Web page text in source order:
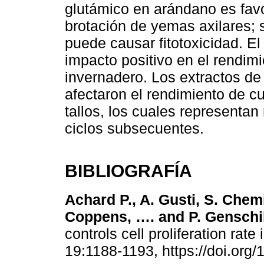
glutámico en arándano es
brotación de yemas axilares;
puede causar fitotoxicidad.
impacto positivo en el
invernadero. Los extractos
afectaron el rendimiento de
tallos, los cuales
ciclos subsecuentes.
BIBLIOGRAFÍA
Achard P., A. Gusti, S.
Coppens, …. and P.
controls cell proliferation rate
19:1188-1193, https://